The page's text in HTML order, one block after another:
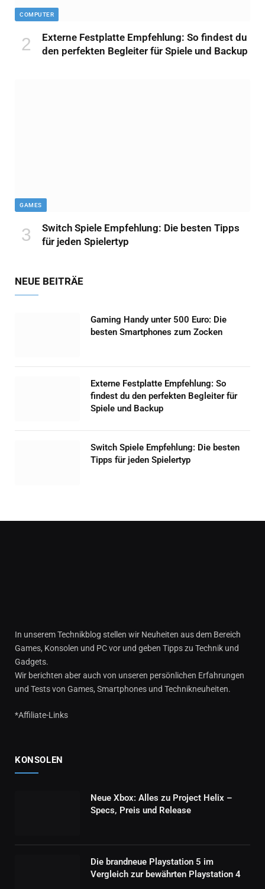
COMPUTER
Externe Festplatte Empfehlung: So findest du
den perfekten Begleiter für Spiele und Backup
GAMES
Switch Spiele Empfehlung: Die besten Tipps
für jeden Spielertyp
NEUE BEITRÄE
Gaming Handy unter 500 Euro: Die
besten Smartphones zum Zocken
Externe Festplatte Empfehlung: So
findest du den perfekten Begleiter für
Spiele und Backup
Switch Spiele Empfehlung: Die besten
Tipps für jeden Spielertyp
In unserem Technikblog stellen wir Neuheiten aus dem Bereich
Games, Konsolen und PC vor und geben Tipps zu Technik und
Gadgets.
Wir berichten aber auch von unseren persönlichen Erfahrungen
und Tests von Games, Smartphones und Technikneuheiten.
*Affiliate-Links
KONSOLEN
Neue Xbox: Alles zu Project Helix –
Specs, Preis und Release
Die brandneue Playstation 5 im
Vergleich zur bewährten Playstation 4